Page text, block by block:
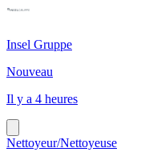
Insel Gruppe
Nouveau
Il y a 4 heures
Nettoyeur/Nettoyeuse